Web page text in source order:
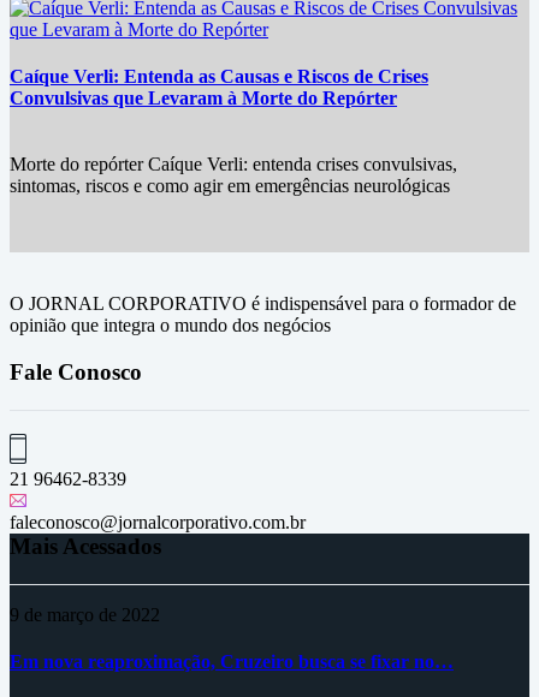
Caíque Verli: Entenda as Causas e Riscos de Crises
Convulsivas que Levaram à Morte do Repórter
Morte do repórter Caíque Verli: entenda crises convulsivas,
sintomas, riscos e como agir em emergências neurológicas
O JORNAL CORPORATIVO é indispensável para o formador de
opinião que integra o mundo dos negócios
Fale Conosco
21 96462-8339
faleconosco@jornalcorporativo.com.br
Mais Acessados
9 de março de 2022
Em nova reaproximação, Cruzeiro busca se fixar no…